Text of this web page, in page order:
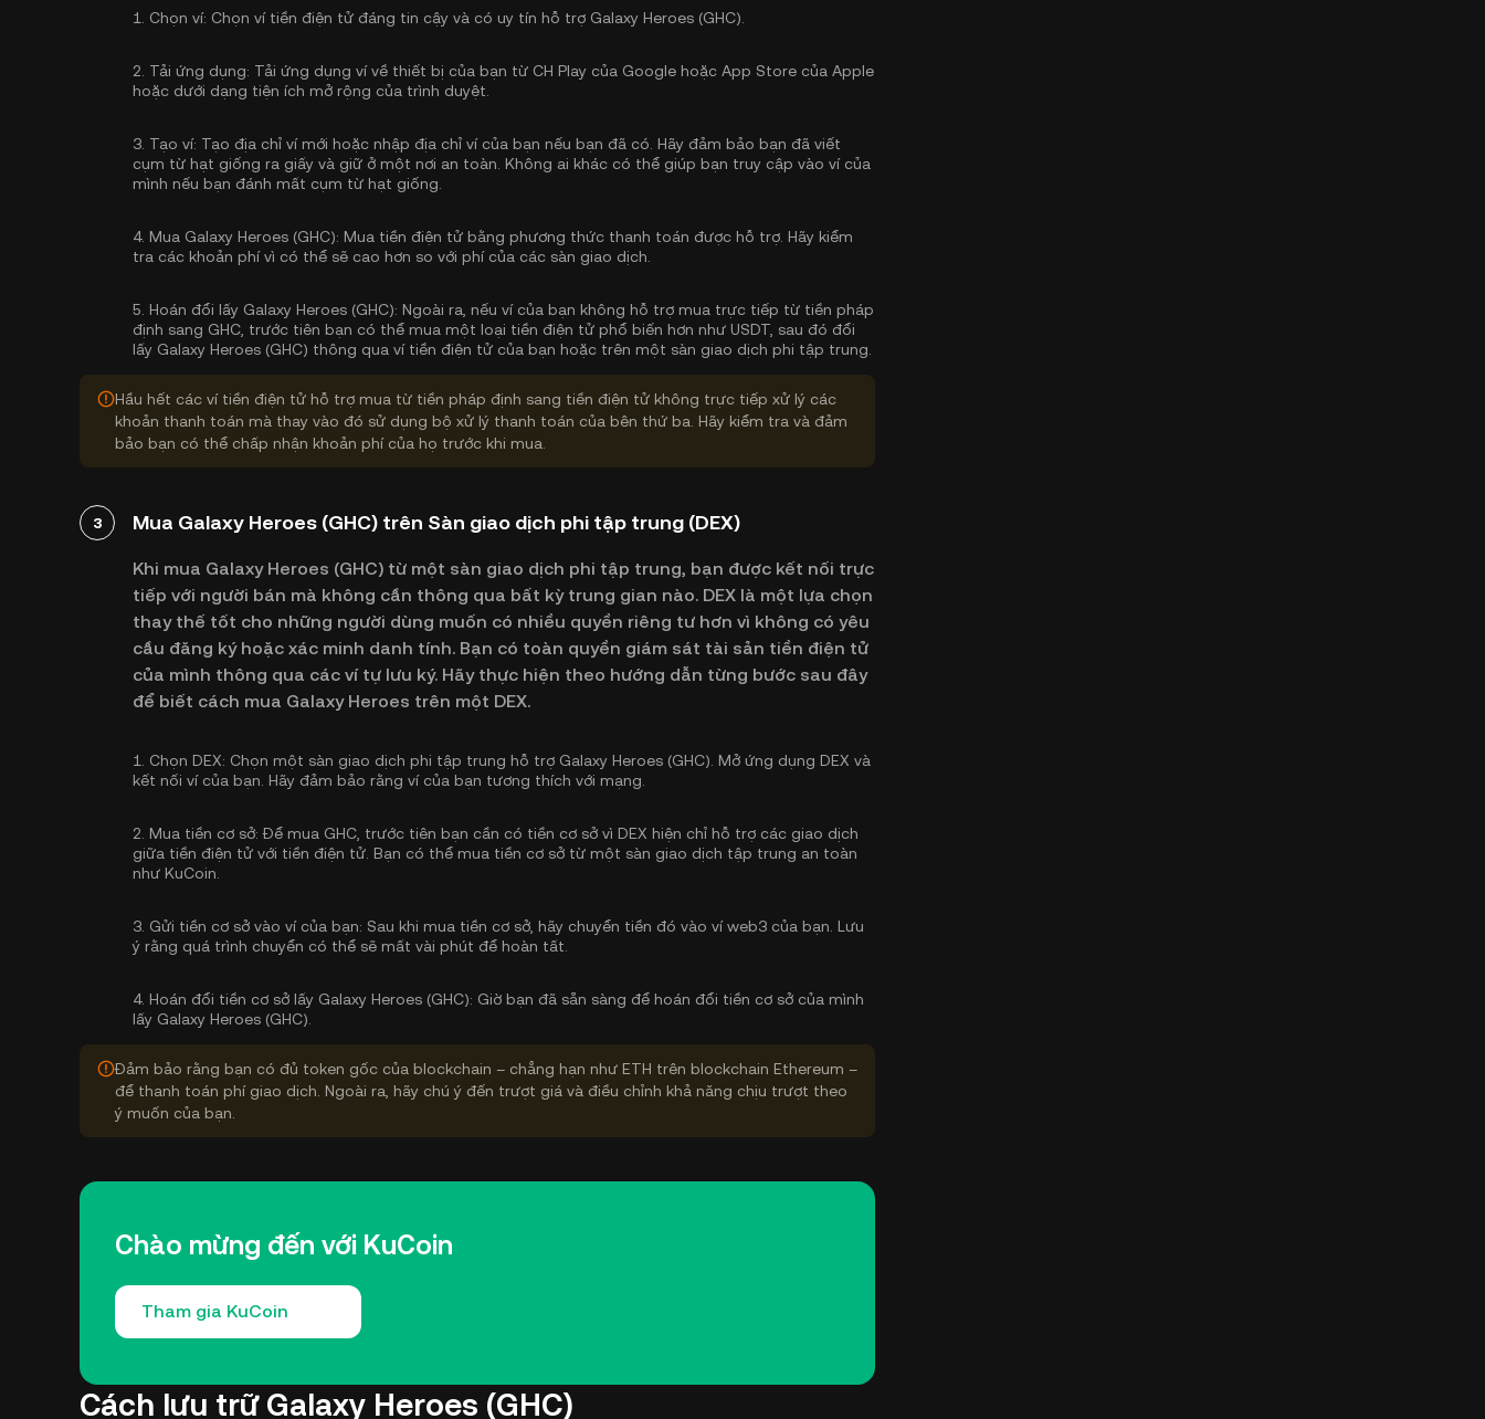
1. Chọn ví: Chọn ví tiền điện tử đáng tin cậy và có uy tín hỗ trợ Galaxy Heroes (GHC).
2. Tải ứng dụng: Tải ứng dụng ví về thiết bị của bạn từ CH Play của Google hoặc App Store của Apple
hoặc dưới dạng tiện ích mở rộng của trình duyệt.
3. Tạo ví: Tạo địa chỉ ví mới hoặc nhập địa chỉ ví của bạn nếu bạn đã có. Hãy đảm bảo bạn đã viết
cụm từ hạt giống ra giấy và giữ ở một nơi an toàn. Không ai khác có thể giúp bạn truy cập vào ví của
mình nếu bạn đánh mất cụm từ hạt giống.
4. Mua Galaxy Heroes (GHC): Mua tiền điện tử bằng phương thức thanh toán được hỗ trợ. Hãy kiểm
tra các khoản phí vì có thể sẽ cao hơn so với phí của các sàn giao dịch.
5. Hoán đổi lấy Galaxy Heroes (GHC): Ngoài ra, nếu ví của bạn không hỗ trợ mua trực tiếp từ tiền pháp
định sang GHC, trước tiên bạn có thể mua một loại tiền điện tử phổ biến hơn như USDT, sau đó đổi
lấy Galaxy Heroes (GHC) thông qua ví tiền điện tử của bạn hoặc trên một sàn giao dịch phi tập trung.
Hầu hết các ví tiền điện tử hỗ trợ mua từ tiền pháp định sang tiền điện tử không trực tiếp xử lý các
khoản thanh toán mà thay vào đó sử dụng bộ xử lý thanh toán của bên thứ ba. Hãy kiểm tra và đảm
bảo bạn có thể chấp nhận khoản phí của họ trước khi mua.
3 Mua Galaxy Heroes (GHC) trên Sàn giao dịch phi tập trung (DEX)
Khi mua Galaxy Heroes (GHC) từ một sàn giao dịch phi tập trung, bạn được kết nối trực
tiếp với người bán mà không cần thông qua bất kỳ trung gian nào. DEX là một lựa chọn
thay thế tốt cho những người dùng muốn có nhiều quyền riêng tư hơn vì không có yêu
cầu đăng ký hoặc xác minh danh tính. Bạn có toàn quyền giám sát tài sản tiền điện tử
của mình thông qua các ví tự lưu ký. Hãy thực hiện theo hướng dẫn từng bước sau đây
để biết cách mua Galaxy Heroes trên một DEX.
1. Chọn DEX: Chọn một sàn giao dịch phi tập trung hỗ trợ Galaxy Heroes (GHC). Mở ứng dụng DEX và
kết nối ví của bạn. Hãy đảm bảo rằng ví của bạn tương thích với mạng.
2. Mua tiền cơ sở: Để mua GHC, trước tiên bạn cần có tiền cơ sở vì DEX hiện chỉ hỗ trợ các giao dịch
giữa tiền điện tử với tiền điện tử. Bạn có thể mua tiền cơ sở từ một sàn giao dịch tập trung an toàn
như KuCoin.
3. Gửi tiền cơ sở vào ví của bạn: Sau khi mua tiền cơ sở, hãy chuyển tiền đó vào ví web3 của bạn. Lưu
ý rằng quá trình chuyển có thể sẽ mất vài phút để hoàn tất.
4. Hoán đổi tiền cơ sở lấy Galaxy Heroes (GHC): Giờ bạn đã sẵn sàng để hoán đổi tiền cơ sở của mình
lấy Galaxy Heroes (GHC).
Đảm bảo rằng bạn có đủ token gốc của blockchain – chẳng hạn như ETH trên blockchain Ethereum –
để thanh toán phí giao dịch. Ngoài ra, hãy chú ý đến trượt giá và điều chỉnh khả năng chịu trượt theo
ý muốn của bạn.
Chào mừng đến với KuCoin
Tham gia KuCoin
Cách lưu trữ Galaxy Heroes (GHC)